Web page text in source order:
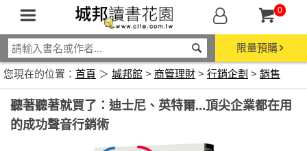
0
限量預購
您現在的位置： 首頁 ＞ 城邦館 > 商管理財 > 行銷企劃 > 銷售
聽著聽著就買了：迪士尼、英特爾...頂尖企業都在用
的成功聲音行銷術